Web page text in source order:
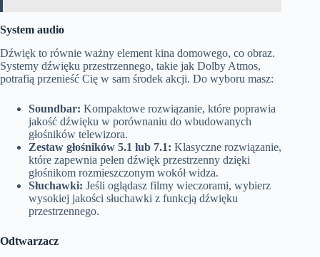
System audio
Dźwięk to równie ważny element kina domowego, co obraz.
Systemy dźwięku przestrzennego, takie jak Dolby Atmos,
potrafią przenieść Cię w sam środek akcji. Do wyboru masz:
Soundbar: Kompaktowe rozwiązanie, które poprawia
jakość dźwięku w porównaniu do wbudowanych
głośników telewizora.
Zestaw głośników 5.1 lub 7.1: Klasyczne rozwiązanie,
które zapewnia pełen dźwięk przestrzenny dzięki
głośnikom rozmieszczonym wokół widza.
Słuchawki: Jeśli oglądasz filmy wieczorami, wybierz
wysokiej jakości słuchawki z funkcją dźwięku
przestrzennego.
Odtwarzacz